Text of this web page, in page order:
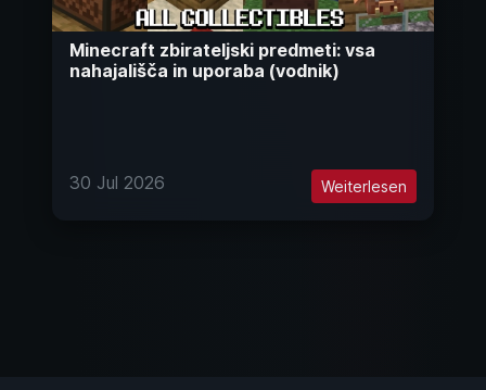
Minecraft zbirateljski predmeti: vsa
nahajališča in uporaba (vodnik)
30 Jul 2026 Weiterlesen